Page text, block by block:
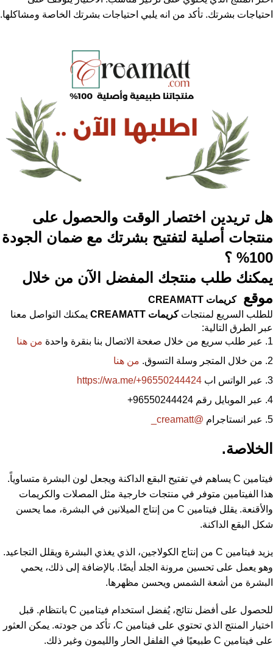
احتياجات بشرتك. تأكد من انه يلبي احتياجات بشرتك الخاصة ومشاكلها.
هل تريدين اختصار الوقت والحصول على
منتجات أصلية لتفتيح بشرتك مع ضمان الجودة
100% ؟
يمكنك طلب منتجك المفضل الآن من خلال
موقع
كريمات CREAMATT
للطلب السريع لمنتجاتكريمات CREAMATT يمكنك التواصل معنا
عبر الطرق التالية:
عبر طلب سريع من خلال صغحة الاتصال بنا بنقرة واحدة من هنا
من خلال المتجر وسلة التسوق. من هنا
عبر الواتس اب https://wa.me/+96550244424
عبر الموبايل رقم 96550244424
+
عبر انستاجرام @creamatt_
الخلاصة.
فيتامين C يساهم في تفتيح البقع الداكنة ويجعل لون البشرة متساوياً.
هذا الفيتامين متوفر في منتجات خارجية مثل المصلات والكريمات
والأقنعة. يقلل فيتامين C من إنتاج الميلانين في البشرة، مما يحسن
شكل البقع الداكنة.
يزيد فيتامين C من إنتاج الكولاجين، الذي يغذي البشرة ويقلل التجاعيد.
وهو يعمل على تحسين مرونة الجلد أيضًا. بالإضافة إلى ذلك، يحمي
البشرة من أشعة الشمس ويحسن مظهرها.
للحصول على أفضل نتائج، يُفضل استخدام فيتامين C بانتظام. قبل
اختيار المنتج الذي تحتوي على فيتامين C، تأكد من جودته. يمكن العثور
على فيتامين C طبيعيًا في الفلفل الحار والليمون وغير ذلك.